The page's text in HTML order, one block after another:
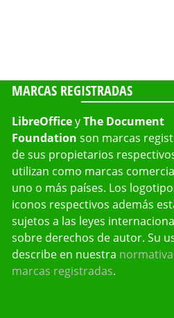
MARCAS REGISTRADAS
LibreOfficeyThe Document
Foundation son marcas
de sus propietarios
utilizan como marcas
uno o más países. Los
iconos respectivos además
sujetos a las leyes
sobre derechos de autor. Su
describe en nuestra
marcas registradas.